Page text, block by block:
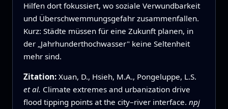
Hilfen dort fokussiert, wo soziale Verwundbarkeit
und Überschwemmungsgefahr zusammenfallen.
Kurz: Städte müssen für eine Zukunft planen, in
der „Jahrhunderthochwasser" keine Seltenheit
mehr sind.
Zitation: Xuan, D., Hsieh, M.A., Pongeluppe, L.S.
et al. Climate extremes and urbanization drive
flood tipping points at the city–river interface. npj